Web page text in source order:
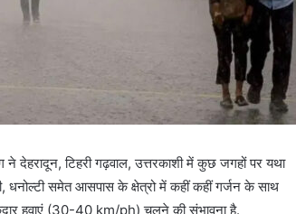
टिहरी गढ़वाल, उत्तरकाशी में कुछ जगहों पर यथा
धनोल्टी समेत आसपास के क्षेत्रो में कहीं कहीं गर्जन के साथ
हवाएं (30-40 km/ph) चलने की संभावना है.